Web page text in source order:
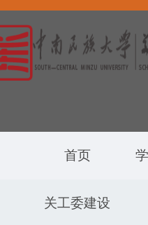
首页
关工委建设